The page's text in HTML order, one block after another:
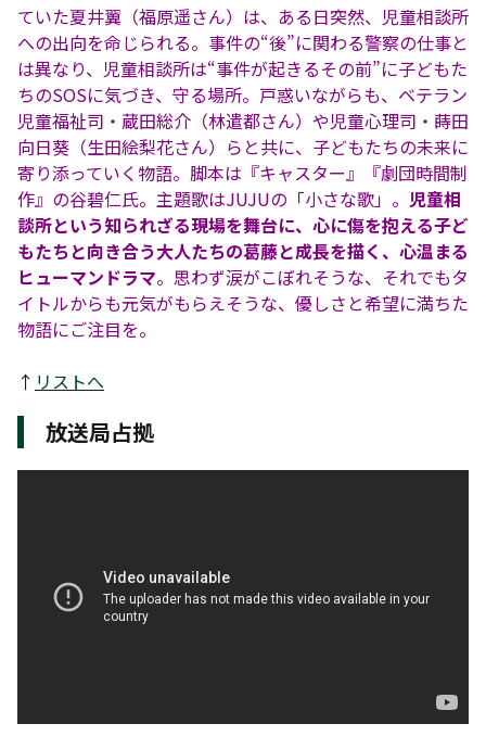
ていた夏井翼（福原遥さん）は、ある日突然、児童相談所
への出向を命じられる。事件の“後”に関わる警察の仕事と
は異なり、児童相談所は“事件が起きるその前”に子どもた
ちのSOSに気づき、守る場所。戸惑いながらも、ベテラン
児童福祉司・蔵田総介（林遣都さん）や児童心理司・蒔田
向日葵（生田絵梨花さん）らと共に、子どもたちの未来に
寄り添っていく物語。脚本は『キャスター』『劇団時間制
作』の谷碧仁氏。主題歌はJUJUの「小さな歌」。 児童相
談所という知られざる現場を舞台に、心に傷を抱える子ど
もたちと向き合う大人たちの葛藤と成長を描く、心温まる
ヒューマンドラマ。思わず涙がこぼれそうな、それでもタ
イトルからも元気がもらえそうな、優しさと希望に満ちた
物語にご注目を。
↑ リストへ
放送局占拠